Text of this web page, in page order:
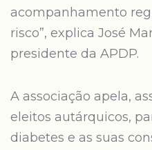
acompanhamento
risco”, explica José
presidente da APDP.
A associação apela,
eleitos autárquicos,
diabetes e as suas